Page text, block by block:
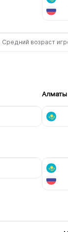
Средний возраст
Алматы